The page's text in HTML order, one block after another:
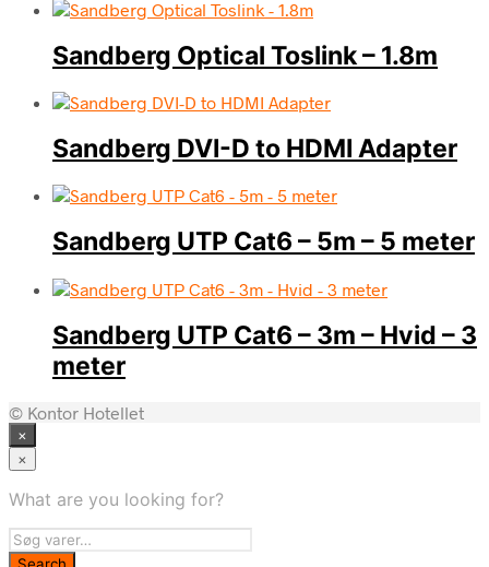
Sandberg Optical Toslink – 1.8m
Sandberg DVI-D to HDMI Adapter
Sandberg UTP Cat6 – 5m – 5 meter
Sandberg UTP Cat6 – 3m – Hvid – 3
meter
© Kontor Hotellet
×
×
What are you looking for?